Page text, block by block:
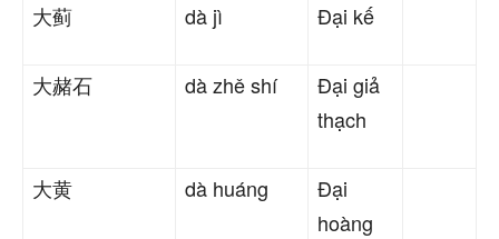
大蓟 dà jì Đại kế
大赭石 dà zhě shí
Đại giả
thạch
大黄 dà huáng
Đại
hoàng